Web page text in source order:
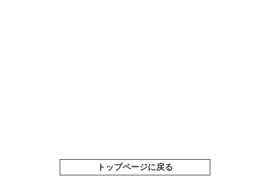
トップページに戻る